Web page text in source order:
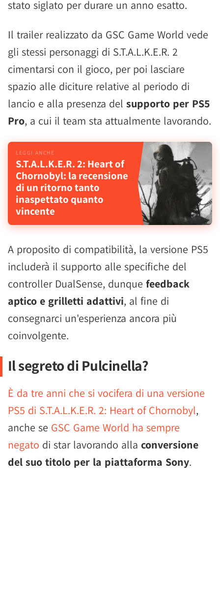
stato siglato per durare un anno esatto.
Il trailer realizzato da GSC Game World vede
gli stessi personaggi di S.T.A.L.K.E.R. 2
cimentarsi con il gioco, per poi lasciare
spazio alle diciture relative al periodo di
lancio e alla presenza del supporto per PS5
Pro, a cui il team sta attualmente lavorando.
S.T.A.L.K.E.R. 2: Heart of
Chornobyl: la recensione
di un ritorno tanto
inaspettato quanto
vincente
A proposito di compatibilità, la versione PS5
includerà il supporto alle specifiche del
controller DualSense, dunque feedback
aptico e grilletti adattivi, al fine di
consegnarci un'esperienza ancora più
coinvolgente.
Il segreto di Pulcinella?
È da tre anni che si vocifera di una versione
PS5 di S.T.A.L.K.E.R. 2: Heart of Chornobyl,
anche se GSC Game World ha sempre
negato di star lavorando alla conversione
del suo titolo per la piattaforma Sony.